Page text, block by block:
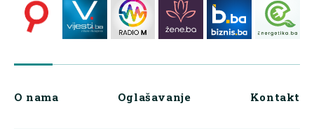
O nama Oglašavanje Kontakt